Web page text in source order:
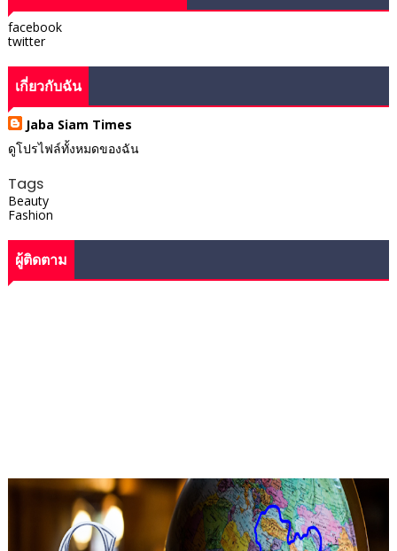
facebook
twitter
เกี่ยวกับฉัน
Jaba Siam Times
ดูโปรไฟล์ทั้งหมดของฉัน
Tags
Beauty
Fashion
ผู้ติดตาม